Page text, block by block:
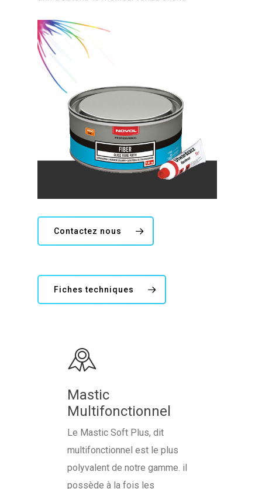
Contactez nous
Fiches techniques
Mastic
Multifonctionnel
Le Mastic Soft Plus, dit
multifonctionnel est le plus
polyvalent de notre gamme. il
possède à la fois les
Peinture
Novol Professional
Peinture